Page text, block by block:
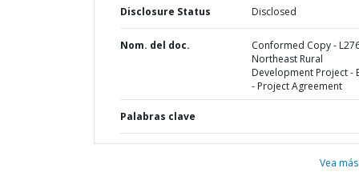
Disclosure Status Disclosed
Nom. del doc.
Conformed Copy -
Northeast Rural
Development Project -
- Project Agreement
Palabras clave
Vea más